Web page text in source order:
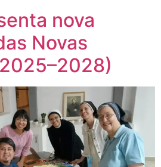
nova
Novas